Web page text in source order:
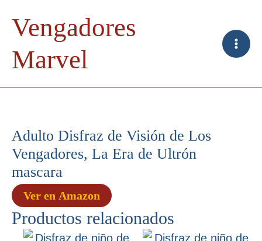
Vengadores
Marvel
Adulto Disfraz de Visión de Los
Vengadores, La Era de Ultrón
mascara
Ver en Amazon
Productos relacionados